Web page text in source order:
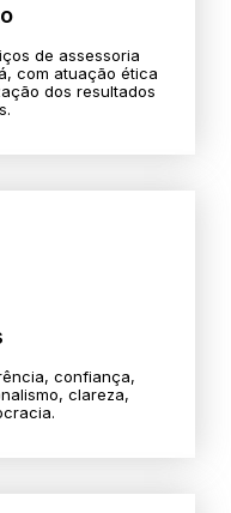
de assessoria
com atuação ética
dos resultados
confiança,
clareza,